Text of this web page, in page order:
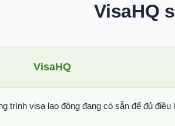
VisaHQ
VisaHQ
trình visa lao động đang có sẵn để đủ điều